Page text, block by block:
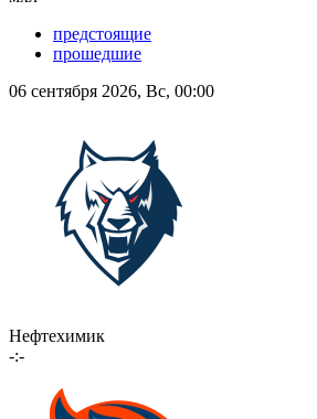
предстоящие
прошедшие
06 сентября 2026, Вс, 00:00
Нефтехимик
-:-